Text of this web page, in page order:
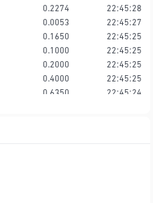
0.2274
22:45:28
0.0053
22:45:27
0.1650
22:45:25
0.1000
22:45:25
0.2000
22:45:25
0.4000
22:45:25
0.6350
22:45:24